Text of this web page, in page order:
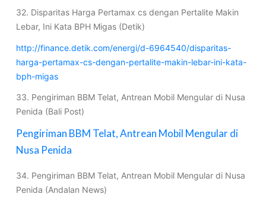
32. Disparitas Harga Pertamax cs dengan Pertalite Makin
Lebar, Ini Kata BPH Migas (Detik)
http://finance.detik.com/energi/d-6964540/disparitas-
harga-pertamax-cs-dengan-pertalite-makin-lebar-ini-kata-
bph-migas
33. Pengiriman BBM Telat, Antrean Mobil Mengular di Nusa
Penida (Bali Post)
Pengiriman BBM Telat, Antrean Mobil Mengular di
Nusa Penida
34. Pengiriman BBM Telat, Antrean Mobil Mengular di Nusa
Penida (Andalan News)